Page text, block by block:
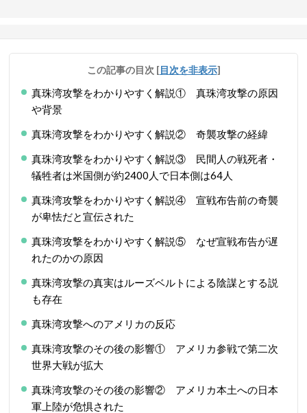
この記事の目次 [目次を非表示]
真珠湾攻撃をわかりやすく解説① 真珠湾攻撃の原因
や背景
真珠湾攻撃をわかりやすく解説② 奇襲攻撃の経緯
真珠湾攻撃をわかりやすく解説③ 民間人の戦死者・
犠牲者は米国側が約2400人で日本側は64人
真珠湾攻撃をわかりやすく解説④ 宣戦布告前の奇襲
が卑怯だと宣伝された
真珠湾攻撃をわかりやすく解説⑤ なぜ宣戦布告が遅
れたのかの原因
真珠湾攻撃の真実はルーズベルトによる陰謀とする説
も存在
真珠湾攻撃へのアメリカの反応
真珠湾攻撃のその後の影響① アメリカ参戦で第二次
世界大戦が拡大
真珠湾攻撃のその後の影響② アメリカ本土への日本
軍上陸が危惧された